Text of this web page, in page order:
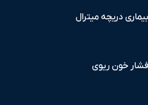
بیماری دریچه میترال
فشار خون ریوی